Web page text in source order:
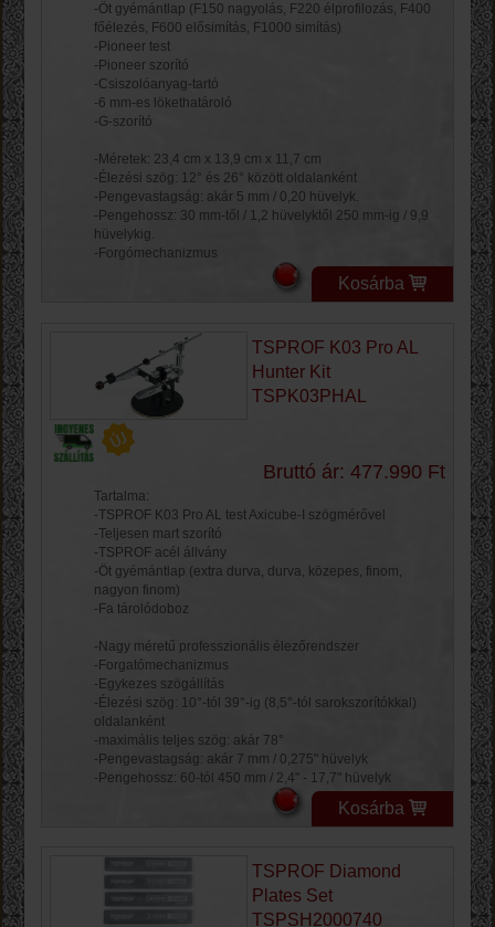
-Öt gyémántlap (F150 nagyolás, F220 élprofilozás, F400
főélezés, F600 elősimítás, F1000 simítás)
-Pioneer test
-Pioneer szorító
-Csiszolóanyag-tartó
-6 mm-es lökethatároló
-G-szorító
-Méretek: 23,4 cm x 13,9 cm x 11,7 cm
-Élezési szög: 12° és 26° között oldalanként
-Pengevastagság: akár 5 mm / 0,20 hüvelyk.
-Pengehossz: 30 mm-től / 1,2 hüvelyktől 250 mm-ig / 9,9
hüvelykig.
-Forgómechanizmus
Kosárba
TSPROF K03 Pro AL
Hunter Kit
TSPK03PHAL
Bruttó ár: 477.990 Ft
Tartalma:
-TSPROF K03 Pro AL test Axicube-I szögmérővel
-Teljesen mart szorító
-TSPROF acél állvány
-Öt gyémántlap ​​(extra durva, durva, közepes, finom,
nagyon finom)
-Fa tárolódoboz
-Nagy méretű professzionális élezőrendszer
-Forgatómechanizmus
-Egykezes szögállítás
-Élezési szög: 10°-tól 39°-ig (8,5°-tól sarokszorítókkal)
oldalanként
-maximális teljes szög: akár 78°
-Pengevastagság: akár 7 mm / 0,275" hüvelyk
-Pengehossz: 60-tól 450 mm / 2,4" - 17,7" hüvelyk
Kosárba
TSPROF Diamond
Plates Set
TSPSH2000740